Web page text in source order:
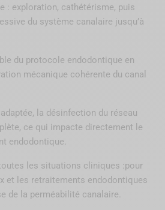
: exploration, cathétérisme, puis
du système canalaire jusqu’à
du protocole endodontique en
mécanique cohérente du canal
la désinfection du réseau
ce qui impacte directement le
endodontique.
les situations cliniques :pour
et les retraitements endodontiques
de la perméabilité canalaire.